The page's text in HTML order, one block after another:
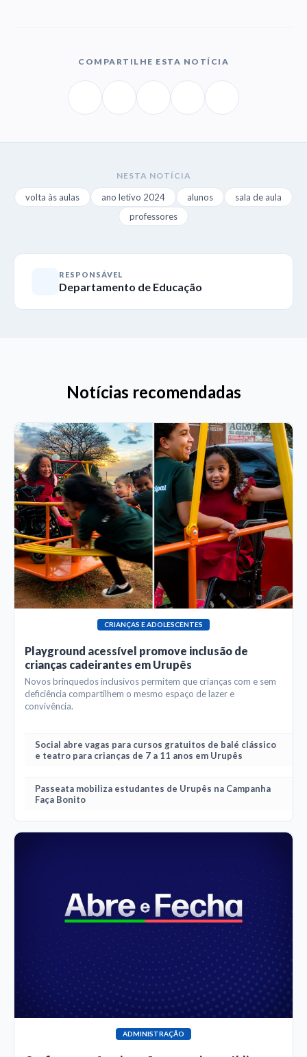
COMPARTILHE ESTA NOTÍCIA
NESTA NOTÍCIA
volta às aulas ano letivo 2024 alunos
sala de aula
professores
RESPONSÁVEL
Departamento de Educação
Notícias recomendadas
CRIANÇAS E ADOLESCENTES
Playground acessível promove inclusão de
crianças cadeirantes em Urupês
Novos brinquedos inclusivos permitem que crianças com e sem
deficiência compartilhem o mesmo espaço de lazer e
convivência.
Social abre vagas para cursos gratuitos de balé clássico
e teatro para crianças de 7 a 11 anos em Urupês
Passeata mobiliza estudantes de Urupês na Campanha
Faça Bonito
ADMINISTRAÇÃO